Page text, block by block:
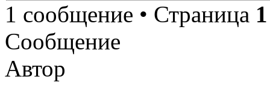
1 сообщение • Страница 1
Сообщение
Автор